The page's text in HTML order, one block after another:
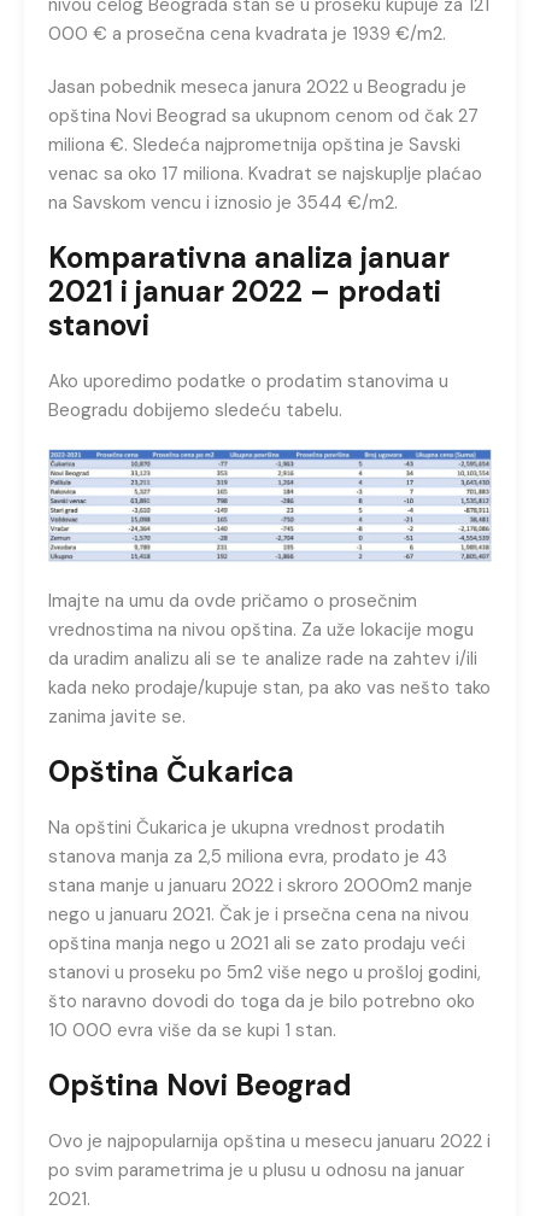
nivou celog Beograda stan se u proseku kupuje za 121
000 € a prosečna cena kvadrata je 1939 €/m2.
Jasan pobednik meseca janura 2022 u Beogradu je
opština Novi Beograd sa ukupnom cenom od čak 27
miliona €. Sledeća najprometnija opština je Savski
venac sa oko 17 miliona. Kvadrat se najskuplje plaćao
na Savskom vencu i iznosio je 3544 €/m2.
Komparativna analiza januar
2021 i januar 2022 – prodati
stanovi
Ako uporedimo podatke o prodatim stanovima u
Beogradu dobijemo sledeću tabelu.
Imajte na umu da ovde pričamo o prosečnim
vrednostima na nivou opština. Za uže lokacije mogu
da uradim analizu ali se te analize rade na zahtev i/ili
kada neko prodaje/kupuje stan, pa ako vas nešto tako
zanima javite se.
Opština Čukarica
Na opštini Čukarica je ukupna vrednost prodatih
stanova manja za 2,5 miliona evra, prodato je 43
stana manje u januaru 2022 i skroro 2000m2 manje
nego u januaru 2021. Čak je i prsečna cena na nivou
opština manja nego u 2021 ali se zato prodaju veći
stanovi u proseku po 5m2 više nego u prošloj godini,
što naravno dovodi do toga da je bilo potrebno oko
10 000 evra više da se kupi 1 stan.
Opština Novi Beograd
Ovo je najpopularnija opština u mesecu januaru 2022 i
po svim parametrima je u plusu u odnosu na januar
2021.